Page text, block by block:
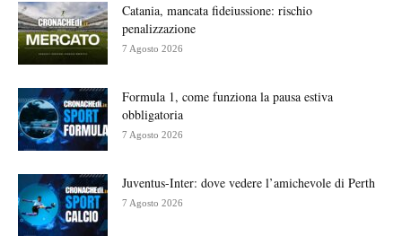
Catania, mancata fideiussione: rischio
penalizzazione
7 Agosto 2026
Formula 1, come funziona la pausa estiva
obbligatoria
7 Agosto 2026
Juventus-Inter: dove vedere l’amichevole di Perth
7 Agosto 2026